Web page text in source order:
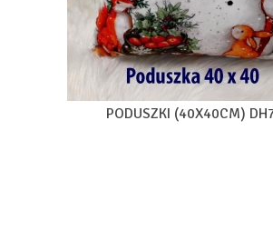
PODUSZKI (40X40CM)